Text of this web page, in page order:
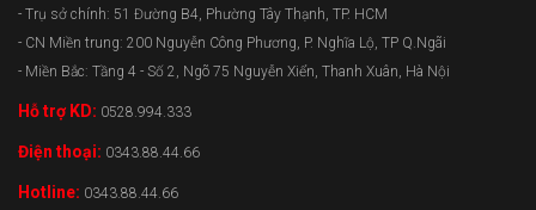
- Trụ sở chính: 51 Đường B4, Phường Tây Thạnh, TP. HCM
- CN Miền trung: 200 Nguyễn Công Phương, P. Nghĩa Lộ, TP Q.Ngãi
- Miền Bắc: Tầng 4 - Số 2, Ngõ 75 Nguyễn Xiển, Thanh Xuân, Hà Nội
Hỗ trợ KD: 0528.994.333
Điện thoại: 0343.88.44.66
Hotline: 0343.88.44.66